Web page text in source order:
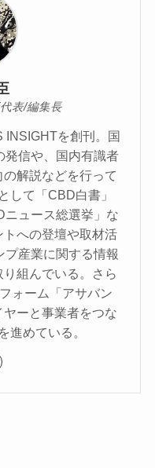
表/編集長
INSIGHTを創刊。国
発信や、国内有識者
解説などを行って
して「CBD白書」
ニュース総選挙」な
への登壇や取材活
産業に関する情報
組んでいる。さら
ォーム「アサバン
ーと事業者をつな
進めている。